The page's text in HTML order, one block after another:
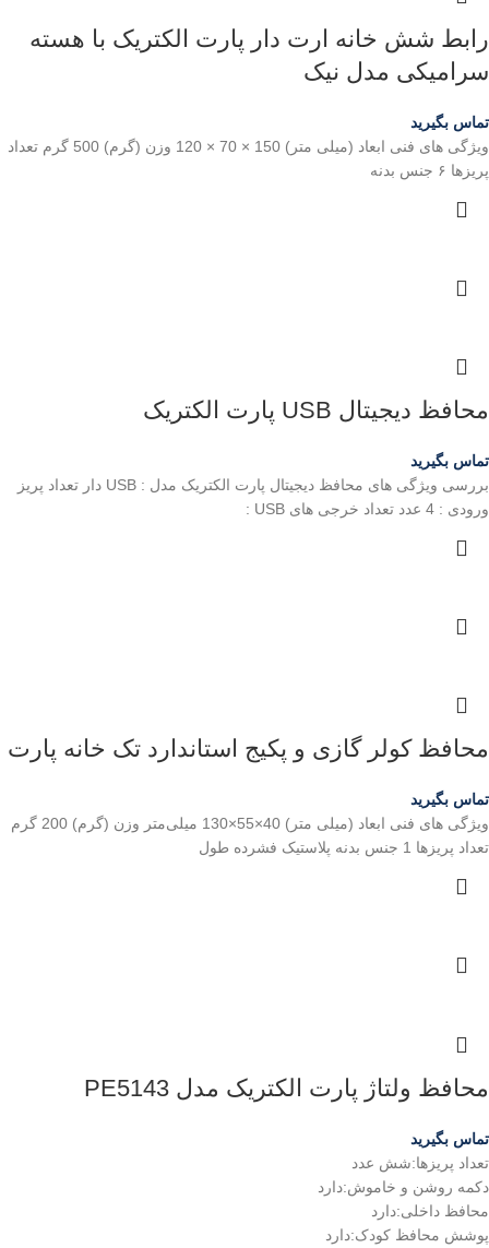
رابط شش خانه ارت دار پارت الکتریک با هسته
سرامیکی مدل نیک
تماس بگیرید
ویژگی های فنی ابعاد (میلی متر) 150 × 70 × 120 وزن (گرم) 500 گرم تعداد
پریزها ۶ جنس بدنه
محافظ دیجیتال USB پارت الکتریک
تماس بگیرید
بررسی ویژگی های محافظ دیجیتال پارت الکتریک مدل : USB دار تعداد پریز
ورودی : 4 عدد تعداد خرجی های USB :
محافظ کولر گازی و پکیج استاندارد تک خانه پارت
تماس بگیرید
ویژگی های فنی ابعاد (میلی متر) 40×55×130 میلی‌متر وزن (گرم) 200 گرم
تعداد پریزها 1 جنس بدنه پلاستیک فشرده طول
محافظ ولتاژ پارت الکتریک مدل PE5143
تماس بگیرید
تعداد پریزها:شش عدد
دکمه روشن و خاموش:دارد
محافظ داخلی:دارد
پوشش محافظ کودک:دارد